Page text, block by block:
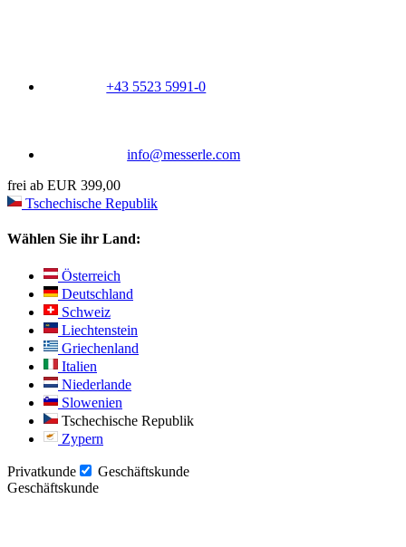
+43 5523 5991-0
info@messerle.com
frei ab EUR 399,00
Tschechische Republik
Wählen Sie ihr Land:
Österreich
Deutschland
Schweiz
Liechtenstein
Griechenland
Italien
Niederlande
Slowenien
Tschechische Republik
Zypern
Privatkunde
Geschäftskunde
Geschäftskunde